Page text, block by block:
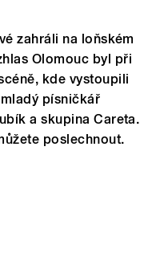
zahráli na loňském
Olomouc byl při
kde vystoupili
písničkář
a skupina Careta.
poslechnout.